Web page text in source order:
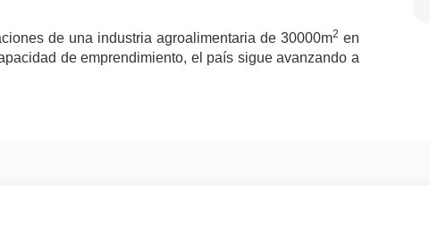
de una industria agroalimentaria de 30000m2 en
de emprendimiento, el país sigue avanzando a